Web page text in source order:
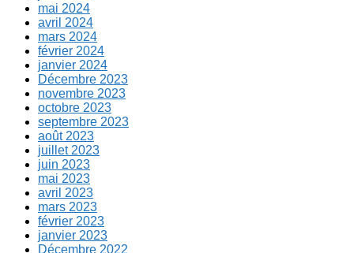
mai 2024
avril 2024
mars 2024
février 2024
janvier 2024
Décembre 2023
novembre 2023
octobre 2023
septembre 2023
août 2023
juillet 2023
juin 2023
mai 2023
avril 2023
mars 2023
février 2023
janvier 2023
Décembre 2022